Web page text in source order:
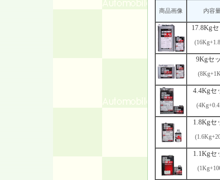
商品画像 内容
17.8Kg
9Kgセ
4.4Kgセ
1.8Kgセ
1.1Kgセ